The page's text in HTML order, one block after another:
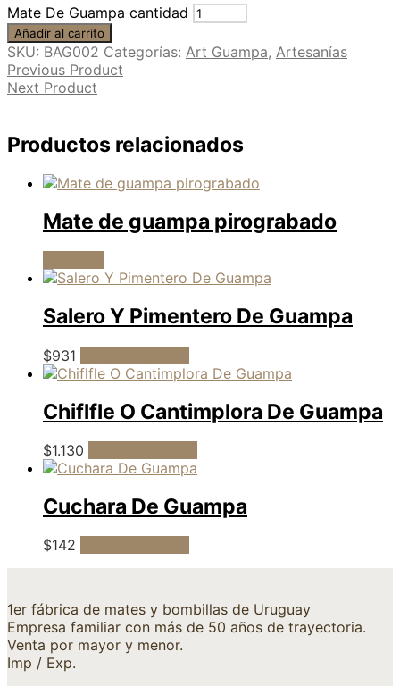
Mate De Guampa cantidad
Añadir al carrito
SKU: BAG002 Categorías: Art Guampa, Artesanías
Previous Product
Next Product
Productos relacionados
Mate de guampa pirograbado
Salero Y Pimentero De Guampa
$931
Chiflfle O Cantimplora De Guampa
$1.130
Cuchara De Guampa
$142
1er fábrica de mates y bombillas de Uruguay
Empresa familiar con más de 50 años de trayectoria.
Venta por mayor y menor.
Imp / Exp.